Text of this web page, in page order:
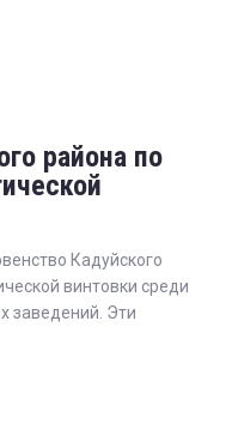
района по
Кадуйского
винтовки среди
заведений. Эти